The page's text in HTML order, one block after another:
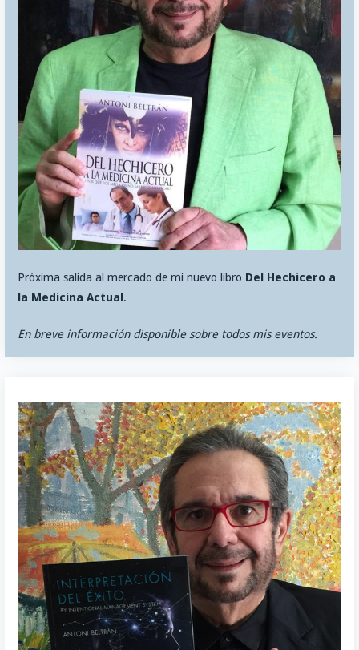
Próxima salida al mercado de mi nuevo libro Del Hechicero a
la Medicina Actual .
En breve información disponible sobre todos mis eventos.